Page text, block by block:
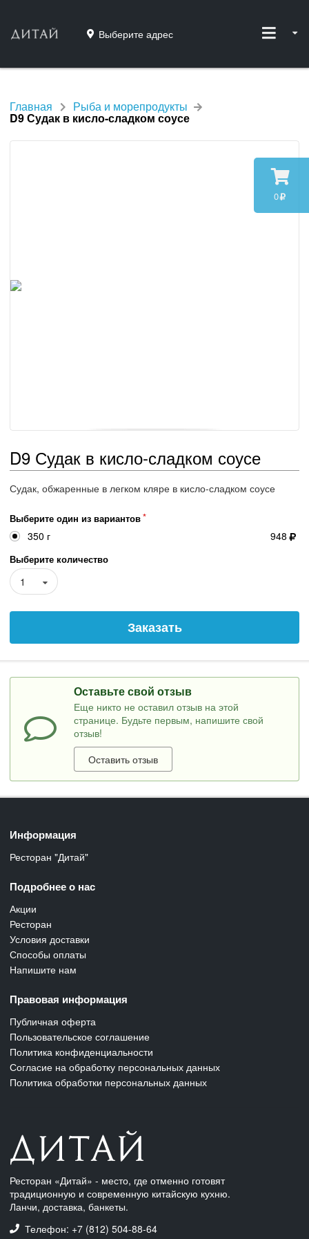
0
Выберите адрес
Главная Рыба и морепродукты
D9 Судак в кисло-сладком соусе
D9 Судак в кисло-сладком соусе
Судак, обжаренные в легком кляре в кисло-сладком соусе
Выберите один из вариантов
350 г 948
Выберите количество
1
Заказать
Оставьте свой отзыв
Еще никто не оставил отзыв на этой
странице. Будьте первым, напишите свой
отзыв!
Оставить отзыв
Информация
Ресторан "Дитай"
Подробнее о нас
Акции
Ресторан
Условия доставки
Способы оплаты
Напишите нам
Правовая информация
Публичная оферта
Пользовательское соглашение
Политика конфиденциальности
Согласие на обработку персональных данных
Политика обработки персональных данных
Ресторан «Дитай» - место, где отменно готовят
традиционную и современную китайскую кухню.
Ланчи, доставка, банкеты.
Телефон: +7 (812) 504-88-64